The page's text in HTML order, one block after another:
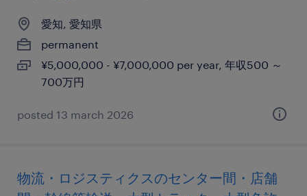
愛知, 愛知県
permanent
¥5,000,000 - ¥7,000,000 per year, 年収500 ～
700万円
posted 13 march 2026
物流・ロジスティクスのセンター間・店舗